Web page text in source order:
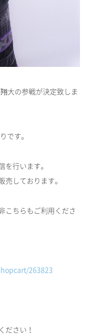
大の参戦が決定致しま
です。
行います。
しております。
こちらもご利用くださ
263823
ださい！